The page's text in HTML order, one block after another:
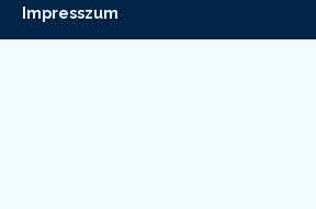
Impresszum